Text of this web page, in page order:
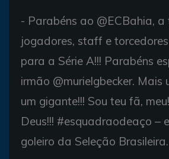
- Parabéns ao @ECBahia, a
jogadores, staff e
para a Série A!!! Parabéns
irmão @murielgbecker. Mais
um gigante!!! Sou teu fã,
Deus!!! #esquadraodeaço –
goleiro da Seleção Brasileira.